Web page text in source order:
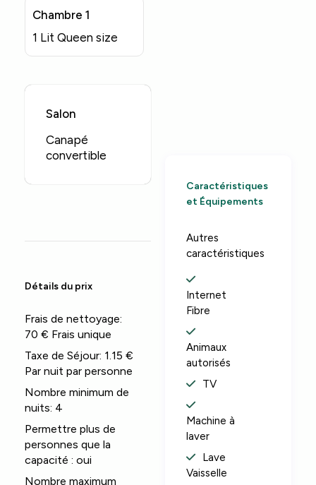
Chambre 1
1 Lit Queen size
Salon
Canapé
convertible
Détails du prix
Frais de nettoyage:
70 € Frais unique
Taxe de Séjour: 1.15 €
Par nuit par personne
Nombre minimum de
nuits: 4
Permettre plus de
personnes que la
capacité :oui
Nombre maximum
Caractéristiques
et Équipements
Autres
caractéristiques
Internet
Fibre
Animaux
autorisés
TV
Machine à
laver
Lave
Vaisselle